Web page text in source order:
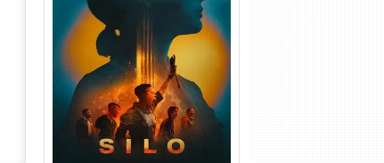
Silo 2ª Temporada (2024)
WEB-DL 1080p Dual Áudio